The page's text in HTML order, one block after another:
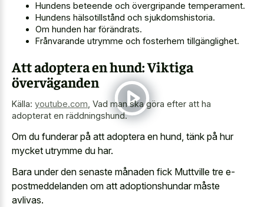
Hundens beteende och övergripande temperament.
Hundens hälsotillstånd och sjukdomshistoria.
Om hunden har förändrats.
Frånvarande utrymme och fosterhem tillgänglighet.
Att adoptera en hund: Viktiga
överväganden
Källa: youtube.com Vad man ska göra efter att ha
adopterat en räddningshund.
Om du funderar på att adoptera en hund, tänk på hur
mycket utrymme du har.
Bara under den senaste månaden fick Muttville tre e-
postmeddelanden om att adoptionshundar måste
avlivas.